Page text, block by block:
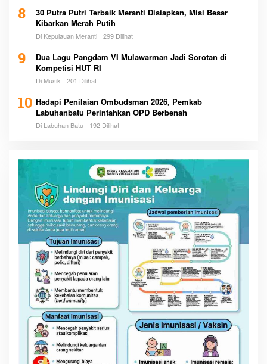
8
30 Putra Putri Terbaik Meranti Disiapkan, Misi Besar
Kibarkan Merah Putih
Di Kepulauan Meranti 299 Dilihat
9
Dua Lagu Pangdam VI Mulawarman Jadi Sorotan di
Kompetisi HUT RI
Di Musik 201 Dilihat
10 Hadapi Penilaian Ombudsman 2026, Pemkab
Labuhanbatu Perintahkan OPD Berbenah
Di Labuhan Batu 192 Dilihat